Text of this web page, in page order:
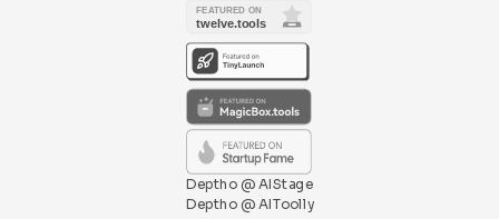
Deptho @ AIStage
Deptho @ AIToolly